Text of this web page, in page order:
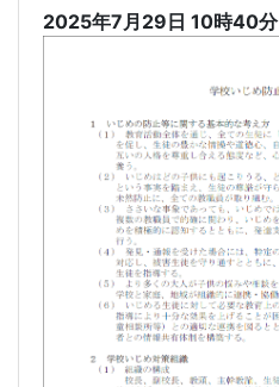
2025年7月29日 10時40分